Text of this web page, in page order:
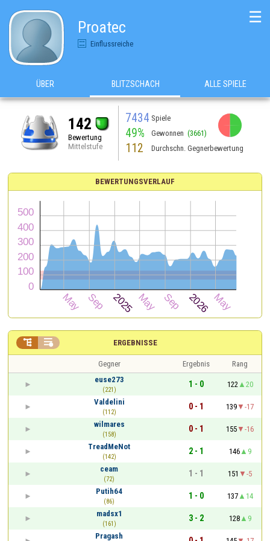
Proatec
Einflussreiche
☰
ÜBER BLITZSCHACH ALLE SPIELE
142
Bewertung
Mittelstufe
7434 Spiele
49% Gewonnen (3661)
112 Durchschn. Gegnerbewertung
BEWERTUNGSVERLAUF
ERGEBNISSE
 
Gegner Ergebnis
Rang
euse273
(221)
1 - 0 122
20
Valdelini
(112)
0 - 1 139
-17
wilmares
(158)
0 - 1 155
-16
TreadMeNot
(142)
2 - 1 146
9
ceam
(72)
1 - 1 151
-5
Putih64
(86)
1 - 0 137
14
madsx1
(161)
3 - 2 128
9
Pragash